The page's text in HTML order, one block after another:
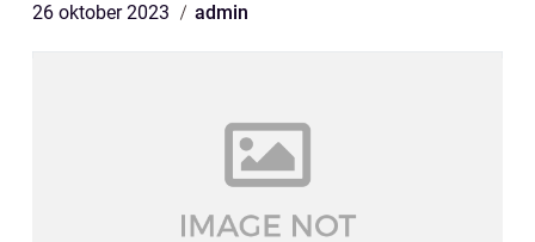
26 oktober 2023 admin